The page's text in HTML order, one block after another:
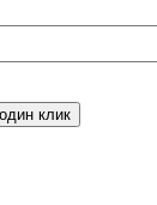
клик